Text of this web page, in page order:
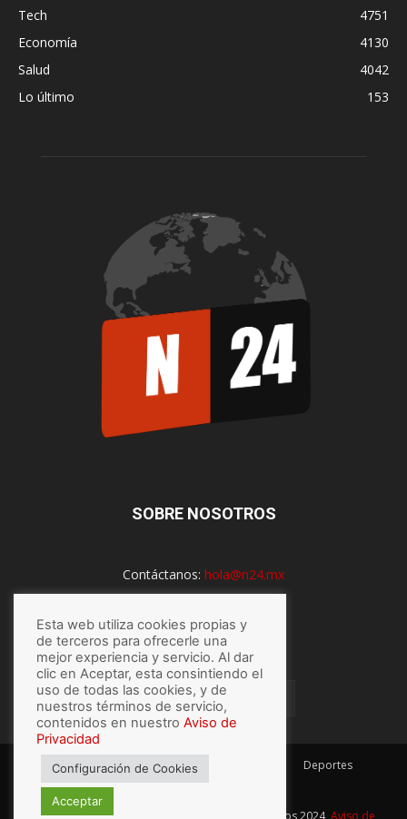
Tech
4751
Economía
4130
Salud
4042
Lo último
153
SOBRE NOSOTROS
Contáctanos: hola@n24.mx
SÍGUENOS
México Mundo Economía
Deportes
Espectaculos
© Hecho con por N24.mx, Derechos Reservados 2024, Aviso de
Esta web utiliza cookies propias y
de terceros para ofrecerle una
mejor experiencia y servicio. Al dar
clic en Aceptar, esta consintiendo el
uso de todas las cookies, y de
nuestros términos de servicio,
contenidos en nuestro Aviso de
Privacidad
Configuración de Cookies
Acceptar